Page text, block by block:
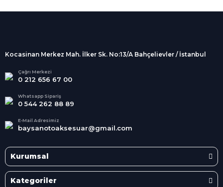
Alışveriş
kargolanmaktadır.
Tüm Kredi Kartlarına taksit
seçenekleri
Kocasinan Merkez Mah. İlker Sk. No:13/A Bahçelievler / İstanbul
Çağrı Merkezi
0 212 656 67 00
Whatsapp Sipariş
0 544 262 88 89
E-Mail Adresimiz
baysanotoaksesuar@gmail.com
Kurumsal
Kategoriler